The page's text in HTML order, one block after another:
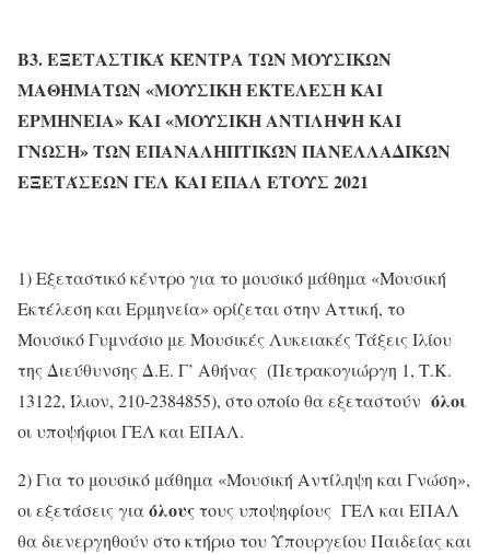
Β3.ΕΞΕΤΑΣΤΙΚΆ ΚΈΝΤΡΑ ΤΩΝ ΜΟΥΣΙΚΩΝ
ΜΑΘΗΜΑΤΩΝ «ΜΟΥΣΙΚΗ ΕΚΤΕΛΕΣΗ ΚΑΙ
ΕΡΜΗΝΕΙΑ» ΚΑΙ «ΜΟΥΣΙΚΗ ΑΝΤΙΛΗΨΗ ΚΑΙ
ΓΝΩΣΗ»ΤΩΝ ΕΠΑΝΑΛΗΠΤΙΚΏΝ ΠΑΝΕΛΛΑΔΙΚΏΝ
ΕΞΕΤΆΣΕΩΝ ΓΕΛ ΚΑΙ ΕΠΑΛ ΕΤΟΥΣ 2021
1) Εξεταστικό κέντρο για το μουσικό μάθημα «Μουσική
Εκτέλεση και Ερμηνεία» ορίζεται στην Αττική, το
Μουσικό Γυμνάσιο με Μουσικές Λυκειακές Τάξεις Ιλίου
της Διεύθυνσης Δ.Ε. Γ’ Αθήνας (Πετρακογιώργη 1, Τ.Κ.
13122, Ίλιον, 210-2384855), στο οποίο θα εξεταστούν όλοι
οι υποψήφιοι ΓΕΛ και ΕΠΑΛ.
2) Για το μουσικό μάθημα «Μουσική Αντίληψη και Γνώση»,
οι εξετάσεις γιαόλουςτους υποψηφίους ΓΕΛ και ΕΠΑΛ
θα διενεργηθούν στο κτήριο του Υπουργείου Παιδείας και